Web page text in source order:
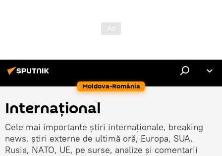
Moldova-România
Internaţional
Cele mai importante știri internaționale, breaking
news, știri externe de ultimă oră, Europa, SUA,
Rusia, NATO, UE, pe surse, analize și comentarii